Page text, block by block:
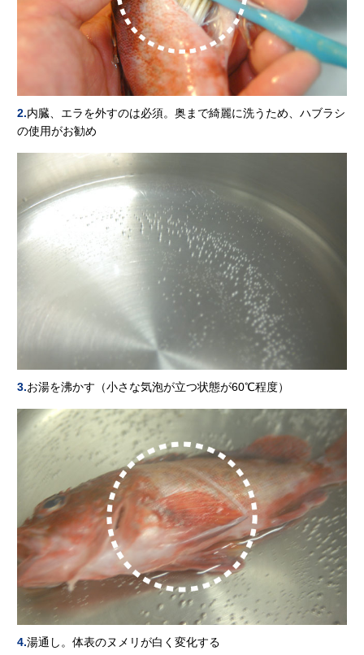
2.内臓、エラを外すのは必須。奥まで綺麗に洗うため、ハブラシ
の使用がお勧め
3.お湯を沸かす（小さな気泡が立つ状態が60℃程度）
4.湯通し。体表のヌメリが白く変化する